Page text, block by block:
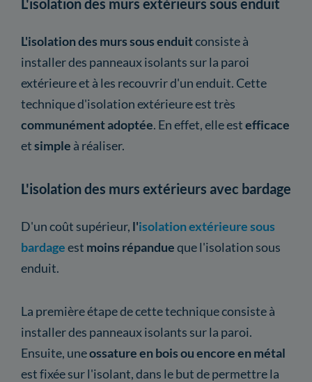
L'isolation des murs sous enduitconsiste à
installer des panneaux isolants sur la paroi
extérieure et à les recouvrir d'un enduit. Cette
technique d'isolation extérieure est très
communément adoptée. En effet, elle estefficace
etsimple à réaliser.
L'isolation des murs extérieurs avec bardage
D'un coût supérieur, l'isolation extérieure sous
bardageest moins répandueque l'isolation sous
enduit.
La première étape de cette technique consiste à
installer des panneaux isolants sur la paroi.
Ensuite, uneossature en bois ou encore en métal
est fixée sur l'isolant, dans le but de permettre la